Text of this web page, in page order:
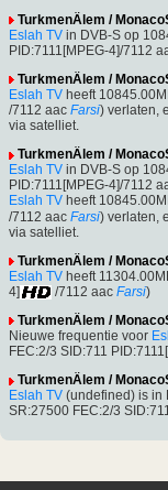
TurkmenÄlem /
Eslah TV in DVB-S op
PID:7111[MPEG-4]/7112
TurkmenÄlem /
Eslah TV heeft
/7112 aac Farsi) verlaten,
via satelliet.
TurkmenÄlem /
Eslah TV in DVB-S op
PID:7111[MPEG-4]/7112
Eslah TV heeft
/7112 aac Farsi) verlaten,
via satelliet.
TurkmenÄlem /
Eslah TV heeft
4]
/7112 aac Farsi)
TurkmenÄlem /
Nieuwe frequentie voor
FEC:2/3 SID:711
TurkmenÄlem /
Eslah TV (undefined) is in
SR:27500 FEC:2/3